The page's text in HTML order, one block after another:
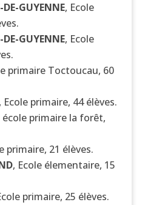
DE-GUYENNE, Ecole
DE-GUYENNE, Ecole
primaire Toctoucau, 60
Ecole primaire, 44 élèves.
école primaire la forêt,
primaire, 21 élèves.
, Ecole élementaire, 15
primaire, 25 élèves.